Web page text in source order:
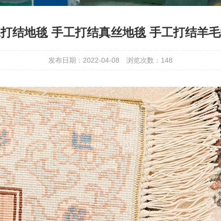
结地毯 手工打结真丝地毯 手工打结羊
发布日期：2022-04-08 浏览次数： 148